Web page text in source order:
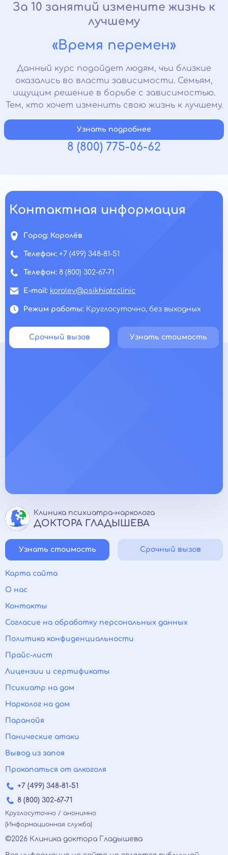
За 10 занятий измените жизнь к
лучшему
«Время перемен»
Данный курс подойдет людям, чьи близкие
оказались во власти зависимости. Семьям,
ищущим решение в борьбе с зависимостью.
Тем, кто хочет изменить свою жизнь к лучшему.
Узнать подробнее
8 (800) 775-06-62
Контактная информация
Город: Королёв
Телефон: +7 (499) 348-81-51
Телефон: 8 (800) 302-67-71
E-mail: korolev@psikhiatr.clinic
Режим работы: Круглосуточно, без выходных
Срочный вызов Узнать стоимость
Клиника психиатра-нарколога
ДОКТОРА ГЛАДЫШЕВА
Узнать стоимость Срочный вызов
Карта сайта
О нас
Контакты
Согласие на обработку персональных данных
Политика конфиденциальности
Прайс-лист
Лицензии и сертификаты
Психиатр на дом
Нарколог на дом
Паранойя
Панические атаки
Вывод из запоя
Прокапаться от алкоголя
+7 (499) 348-81-51
8 (800) 302-67-71
Круглосуточно / анонимно
(Информационная служба)
©2026 Клиника доктора Гладышева